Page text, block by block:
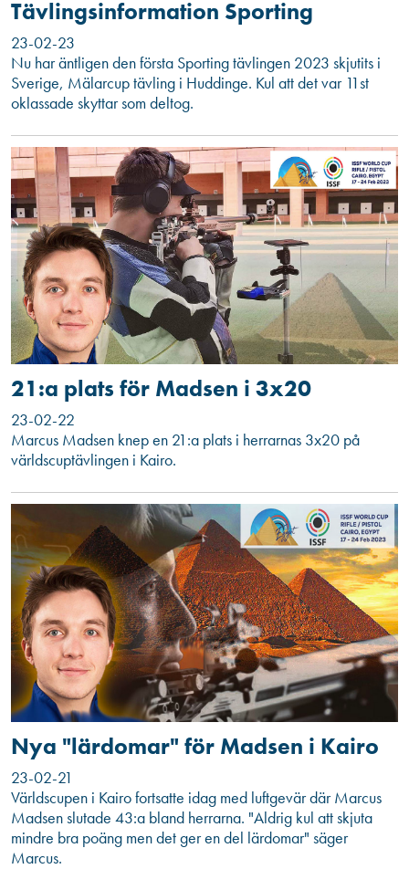
Tävlingsinformation Sporting
23-02-23
Nu har äntligen den första Sporting tävlingen 2023 skjutits i
Sverige, Mälarcup tävling i Huddinge. Kul att det var 11st
oklassade skyttar som deltog.
21:a plats för Madsen i 3x20
23-02-22
Marcus Madsen knep en 21:a plats i herrarnas 3x20 på
världscuptävlingen i Kairo.
Nya "lärdomar" för Madsen i Kairo
23-02-21
Världscupen i Kairo fortsatte idag med luftgevär där Marcus
Madsen slutade 43:a bland herrarna. "Aldrig kul att skjuta
mindre bra poäng men det ger en del lärdomar" säger
Marcus.